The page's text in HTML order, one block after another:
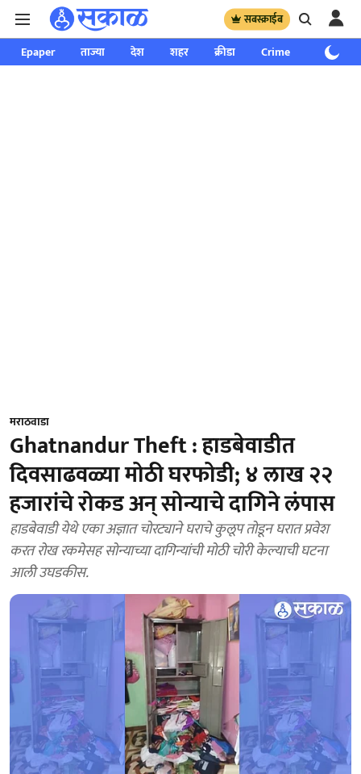
सबस्क्राईब
Epaper ताज्या देश शहर क्रीडा Crime साप्ताहिक
मराठवाडा
Ghatnandur Theft : हाडबेवाडीत
दिवसाढवळ्या मोठी घरफोडी; ४ लाख २२
हजारांचे रोकड अन् सोन्याचे दागिने लंपास
हाडबेवाडी येथे एका अज्ञात चोरट्याने घराचे कुलूप तोडून घरात प्रवेश
करत रोख रकमेसह सोन्याच्या दागिन्यांची मोठी चोरी केल्याची घटना
आली उघडकीस.